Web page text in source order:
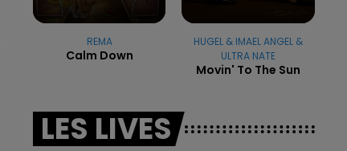
REMA
Calm Down
HUGEL & IMAEL ANGEL &
ULTRA NATE
Movin' To The Sun
LES LIVES